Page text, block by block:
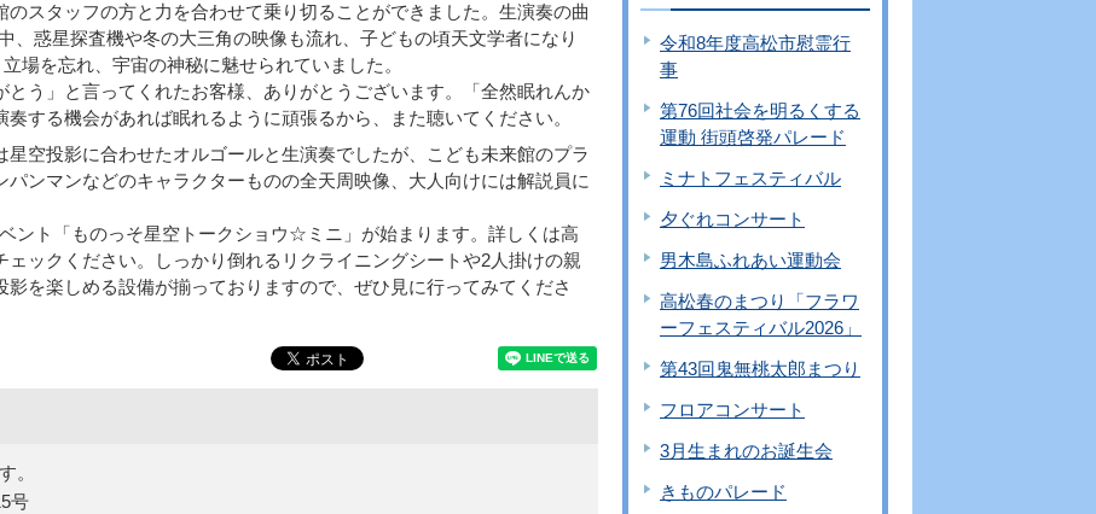
スタッフの方と力を合わせて乗り切ることができました。生演奏の曲
、惑星探査機や冬の大三角の映像も流れ、子どもの頃天文学者になり
場を忘れ、宇宙の神秘に魅せられていました。
う」と言ってくれたお客様、ありがとうございます。「全然眠れんか
する機会があれば眠れるように頑張るから、また聴いてください。
空投影に合わせたオルゴールと生演奏でしたが、こども未来館のプラ
ンマンなどのキャラクターものの全天周映像、大人向けには解説員に
ント「ものっそ星空トークショウ☆ミニ」が始まります。詳しくは高
ックください。しっかり倒れるリクライニングシートや2人掛けの親
を楽しめる設備が揃っておりますので、ぜひ見に行ってみてくださ
。
号
令和8年度高松市慰霊行
事
第76回社会を明るくする
運動 街頭啓発パレード
ミナトフェスティバル
夕ぐれコンサート
男木島ふれあい運動会
高松春のまつり「フラワ
ーフェスティバル2026」
第43回鬼無桃太郎まつり
フロアコンサート
3月生まれのお誕生会
きものパレード